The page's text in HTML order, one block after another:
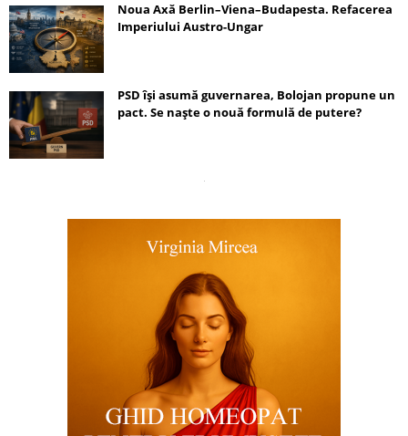
Noua Axă Berlin–Viena–Budapesta. Refacerea
Imperiului Austro-Ungar
PSD își asumă guvernarea, Bolojan propune un
pact. Se naște o nouă formulă de putere?